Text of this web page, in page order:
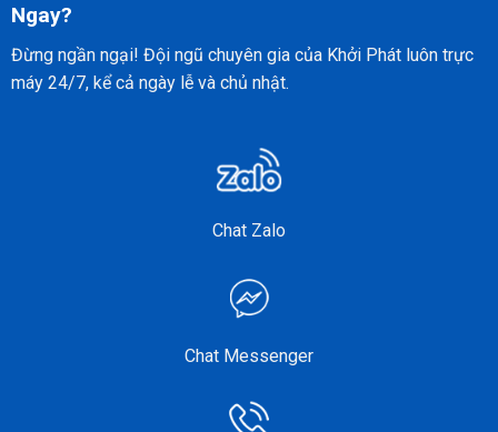
Ngay?
Đừng ngần ngại! Đội ngũ chuyên gia của Khởi Phát luôn trực
máy 24/7, kể cả ngày lễ và chủ nhật.
Chat Zalo
Chat Messenger